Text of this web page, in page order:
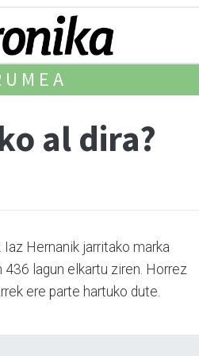
al dira?
Her­nanik jarritako marka
lagun elkartu ziren. Horrez
ere parte hartuko dute.